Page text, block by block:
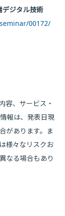
デジタル技術
00172/
容、サービス・
報は、発表日現
があります。ま
様々なリスクお
なる場合もあり